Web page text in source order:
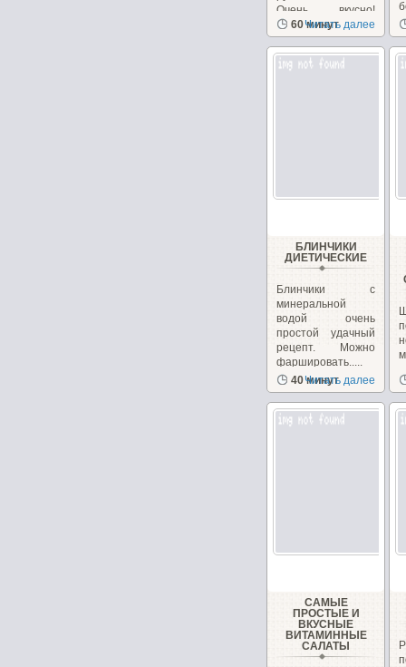
Очень вкусно!
Необычно, на
сайте...
60 минут
Читать далее
БЛИНЧИКИ
ДИЕТИЧЕСКИЕ
Блинчики с
минеральной
водой очень
простой удачный
рецепт. Можно
фаршировать.....
40 минут
Читать далее
САМЫЕ
ПРОСТЫЕ И
ВКУСНЫЕ
ВИТАМИННЫЕ
САЛАТЫ